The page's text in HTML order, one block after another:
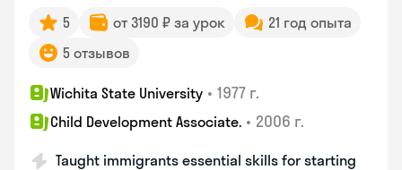
5 от 3190 ₽ за урок
21 год опыта
5 отзывов
Wichita State University • 1977 г.
Child Development Associate. • 2006 г.
Taught immigrants essential skills for starting